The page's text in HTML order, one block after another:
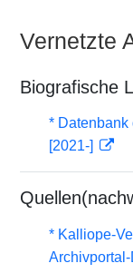
Vernetzte
Biografische
* Datenbank
[2021-]
* Kalliope-
Archivportal-